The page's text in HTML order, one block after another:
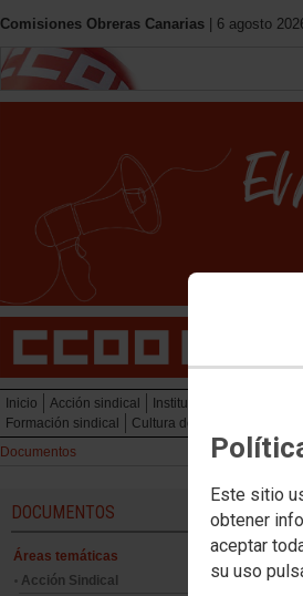
Este sitio
obtener
aceptar
su uso
Comisiones Obreras Canarias | 6 agosto
Inicio Acción sindical Institucional
Formación sindical
Cultura del trabajo y
Documentos
DOCUMENTOS
Áreas temáticas
Acción Sindical